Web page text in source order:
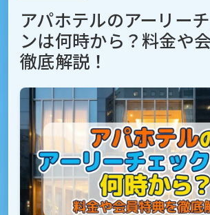
アパホテルのアーリー
ンは何時から？料金や
徹底解説！